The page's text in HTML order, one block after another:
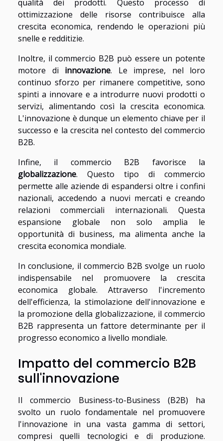
qualità dei prodotti. Questo processo di
ottimizzazione delle risorse contribuisce alla
crescita economica, rendendo le operazioni più
snelle e redditizie.
Inoltre, il commercio B2B può essere un potente
motore di innovazione. Le imprese, nel loro
continuo sforzo per rimanere competitive, sono
spinti a innovare e a introdurre nuovi prodotti o
servizi, alimentando così la crescita economica.
L'innovazione è dunque un elemento chiave per il
successo e la crescita nel contesto del commercio
B2B.
Infine, il commercio B2B favorisce la
globalizzazione. Questo tipo di commercio
permette alle aziende di espandersi oltre i confini
nazionali, accedendo a nuovi mercati e creando
relazioni commerciali internazionali. Questa
espansione globale non solo amplia le
opportunità di business, ma alimenta anche la
crescita economica mondiale.
In conclusione, il commercio B2B svolge un ruolo
indispensabile nel promuovere la crescita
economica globale. Attraverso l'incremento
dell'efficienza, la stimolazione dell'innovazione e
la promozione della globalizzazione, il commercio
B2B rappresenta un fattore determinante per il
progresso economico a livello mondiale.
Impatto del commercio B2B
sull'innovazione
Il commercio Business-to-Business (B2B) ha
svolto un ruolo fondamentale nel promuovere
l'innovazione in una vasta gamma di settori,
compresi quelli tecnologici e di produzione.